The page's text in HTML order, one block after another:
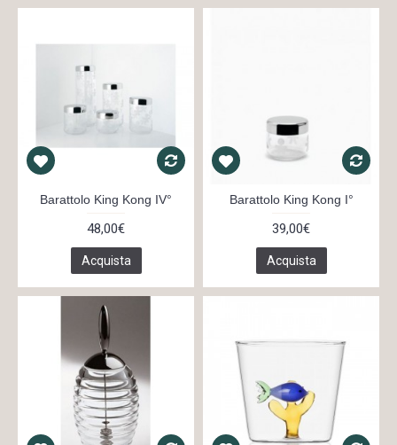
Barattolo King Kong IV°
48,00€
Acquista
Barattolo King Kong I°
39,00€
Acquista